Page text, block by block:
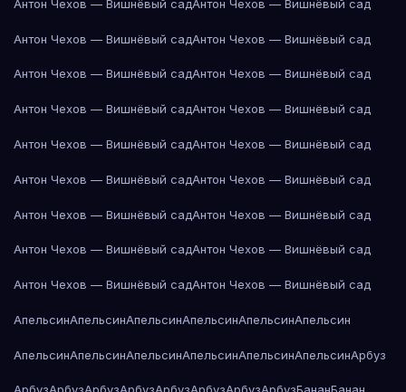
Антон Чехов — Вишнёвый садАнтон Чехов — Вишнёвый сад
Антон Чехов — Вишнёвый садАнтон Чехов — Вишнёвый сад
Антон Чехов — Вишнёвый садАнтон Чехов — Вишнёвый сад
Антон Чехов — Вишнёвый садАнтон Чехов — Вишнёвый сад
Антон Чехов — Вишнёвый садАнтон Чехов — Вишнёвый сад
Антон Чехов — Вишнёвый садАнтон Чехов — Вишнёвый сад
Антон Чехов — Вишнёвый садАнтон Чехов — Вишнёвый сад
Антон Чехов — Вишнёвый садАнтон Чехов — Вишнёвый сад
Антон Чехов — Вишнёвый садАнтон Чехов — Вишнёвый сад
АпельсинАпельсинАпельсинАпельсинАпельсинАпельсин
АпельсинАпельсинАпельсинАпельсинАпельсинАпельсинАрбуз